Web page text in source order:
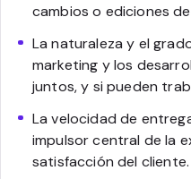
cambios o ediciones
La naturaleza y el
marketing y los
juntos, y si pueden
La velocidad de
impulsor central de la
satisfacción del cliente.